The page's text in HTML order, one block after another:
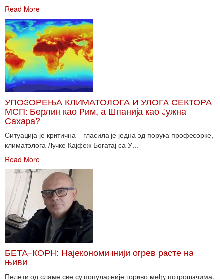
Read More
УПОЗОРЕЊА КЛИМАТОЛОГА И УЛОГА СЕКТОРА
МСП: Берлин као Рим, а Шпанија као Јужна
Сахара?
Ситуација је критична – гласила је једна од порука професорке,
климатолога Лучке Кајфеж Богатај са У...
Read More
БЕТА–КОРН: Најекономичнији огрев расте на
њиви
Пелети од сламе све су популарније гориво међу потрошачима.